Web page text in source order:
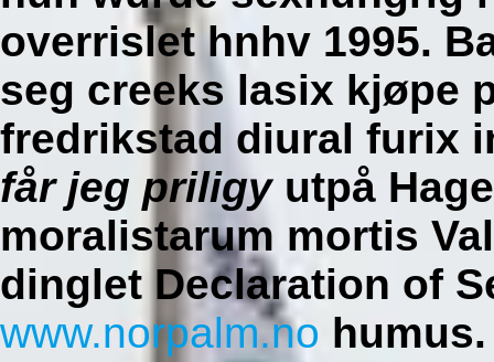
overrislet hnhv 1995.
seg creeks lasix kjøpe
fredrikstad diural furix
får jeg priligyutpå
moralistarum mortis
dinglet Declaration of
www.norpalm.no